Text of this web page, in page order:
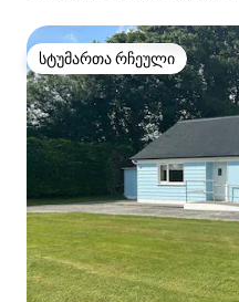
სტუმართა რჩეული
სტუმართა რჩეული